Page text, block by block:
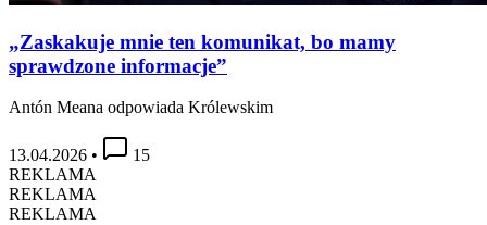
„Zaskakuje mnie ten komunikat, bo mamy
sprawdzone informacje”
Antón Meana odpowiada Królewskim
13.04.2026 •
15
REKLAMA
REKLAMA
REKLAMA